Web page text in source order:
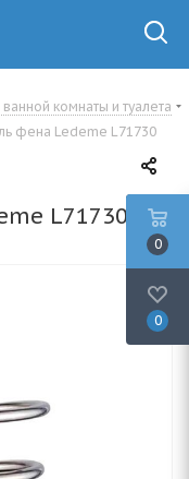
комнаты и туалета
фена Ledeme L71730
L71730
0
0